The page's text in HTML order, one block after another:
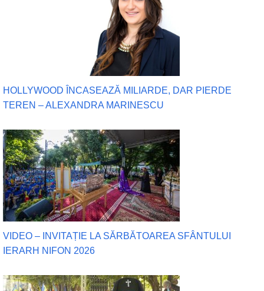
HOLLYWOOD ÎNCASEAZĂ MILIARDE, DAR PIERDE
TEREN – ALEXANDRA MARINESCU
VIDEO – INVITAȚIE LA SĂRBĂTOAREA SFÂNTULUI
IERARH NIFON 2026